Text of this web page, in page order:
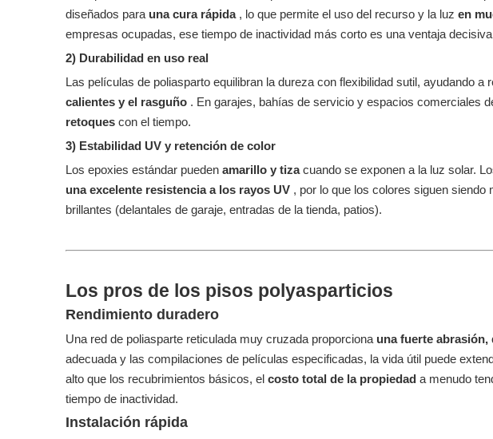
diseñados para una cura rápida , lo que permite el uso del recurso y la luz en
empresas ocupadas, ese tiempo de inactividad más corto es una ventaja
2) Durabilidad en uso real
Las películas de poliasparto equilibran la dureza con flexibilidad sutil, ayudando a
calientes y el rasguño . En garajes, bahías de servicio y espacios comerciales
retoques con el tiempo.
3) Estabilidad UV y retención de color
Los epoxies estándar pueden amarillo y tizacuando se exponen a la luz solar.
una excelente resistencia a los rayos UV , por lo que los colores siguen
brillantes (delantales de garaje, entradas de la tienda, patios).
Los pros de los pisos polyasparticios
Rendimiento duradero
Una red de poliasparte reticulada muy cruzada proporciona una fuerte
adecuada y las compilaciones de películas especificadas, la vida útil puede
alto que los recubrimientos básicos, el costo total de la propiedad a menudo
tiempo de inactividad.
Instalación rápida